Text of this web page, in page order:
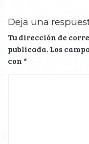
Deja una
Tu dirección de
publicada. Los
con*